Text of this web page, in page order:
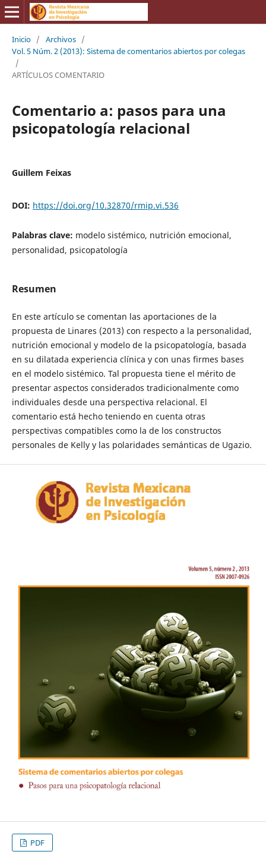
Inicio / Archivos /
Vol. 5 Núm. 2 (2013): Sistema de comentarios abiertos por colegas
/
ARTÍCULOS COMENTARIO
Comentario a: pasos para una
psicopatología relacional
Guillem Feixas
DOI: https://doi.org/10.32870/rmip.vi.536
Palabras clave: modelo sistémico, nutrición emocional,
personalidad, psicopatología
Resumen
En este artículo se comentan las aportaciones de la
propuesta de Linares (2013) con respecto a la personalidad,
nutrición emocional y modelo de la psicopatología, basada
en su dilatada experiencia clínica y con unas firmes bases
en el modelo sistémico. Tal propuesta tiene el mérito de
presentar aspectos considerados tradicionalmente como
individuales desde una perspectiva relacional. El
comentario está hecho teniendo en cuenta otras
perspectivas compatibles como la de los constructos
personales de Kelly y las polaridades semánticas de Ugazio.
PDF